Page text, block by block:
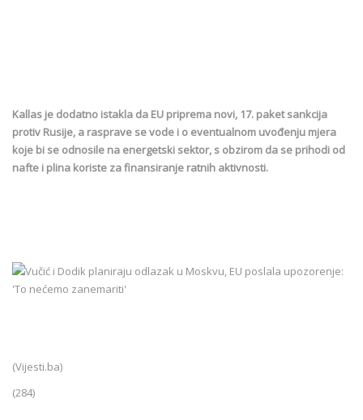
Kallas je dodatno istakla da EU priprema novi, 17. paket sankcija
protiv Rusije, a rasprave se vode i o eventualnom uvođenju mjera
koje bi se odnosile na energetski sektor, s obzirom da se prihodi od
nafte i plina koriste za finansiranje ratnih aktivnosti.
(Vijesti.ba)
(284)